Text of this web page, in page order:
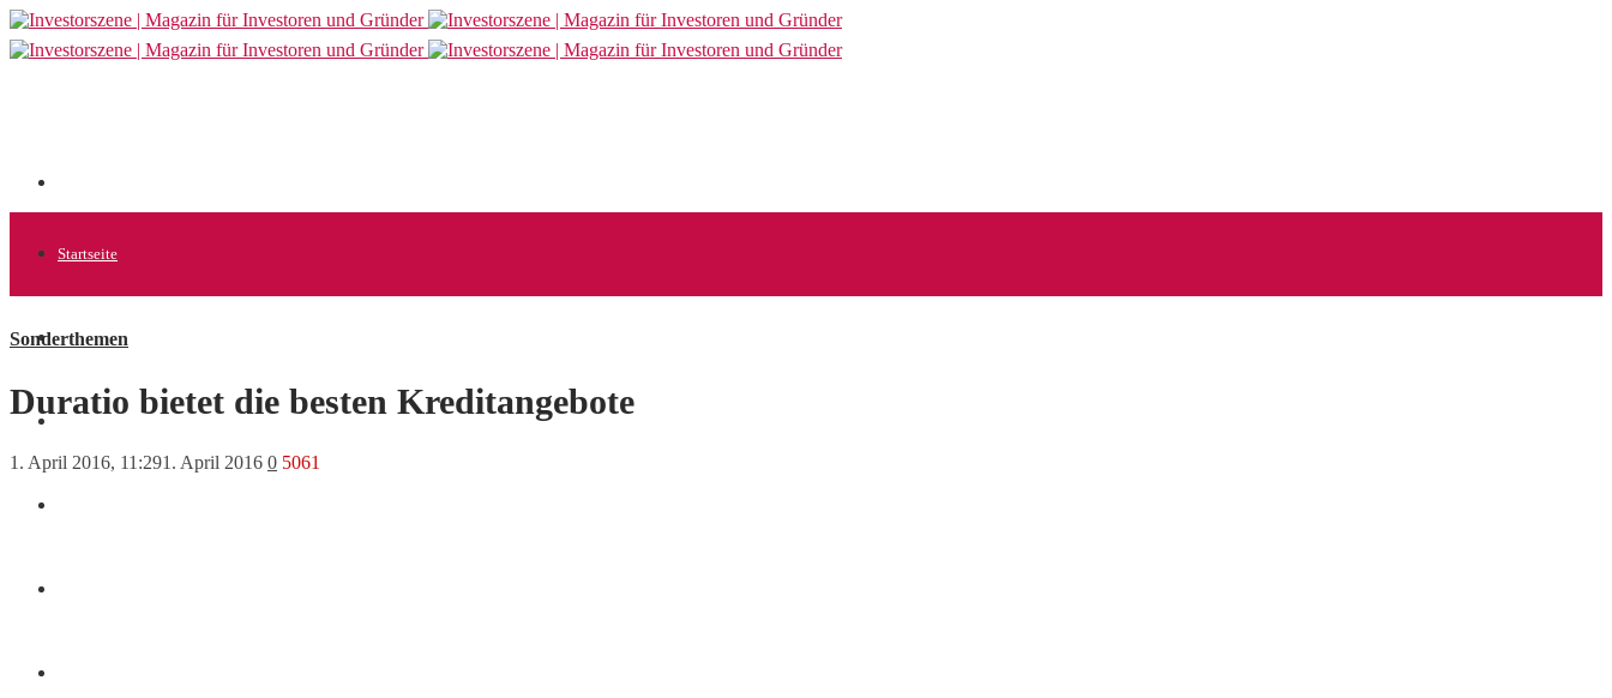
Startseite
Allgemein
Sonderthemen
Duratio bietet die besten Kreditangebote
1. April 2016, 11:291. April 2016 0 5061